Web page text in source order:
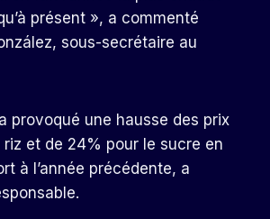
présent », a commenté
sous-secrétaire au
provoqué une hausse des prix
et de 24% pour le sucre en
à l’année précédente, a